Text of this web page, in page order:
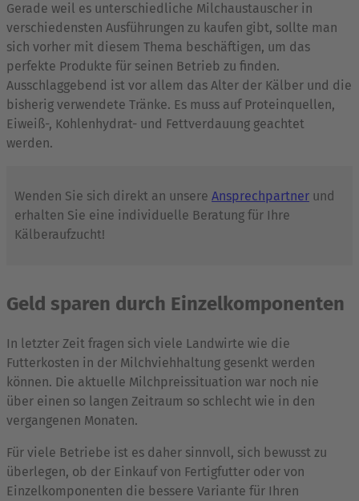
Gerade weil es unterschiedliche Milchaustauscher in
verschiedensten Ausführungen zu kaufen gibt, sollte man
sich vorher mit diesem Thema beschäftigen, um das
perfekte Produkte für seinen Betrieb zu finden.
Ausschlaggebend ist vor allem das Alter der Kälber und die
bisherig verwendete Tränke. Es muss auf Proteinquellen,
Eiweiß-, Kohlenhydrat- und Fettverdauung geachtet
werden.
Wenden Sie sich direkt an unsere Ansprechpartner und
erhalten Sie eine individuelle Beratung für Ihre
Kälberaufzucht!
Geld sparen durch Einzelkomponenten
In letzter Zeit fragen sich viele Landwirte wie die
Futterkosten in der Milchviehhaltung gesenkt werden
können. Die aktuelle Milchpreissituation war noch nie
über einen so langen Zeitraum so schlecht wie in den
vergangenen Monaten.
Für viele Betriebe ist es daher sinnvoll, sich bewusst zu
überlegen, ob der Einkauf von Fertigfutter oder von
Einzelkomponenten die bessere Variante für Ihren